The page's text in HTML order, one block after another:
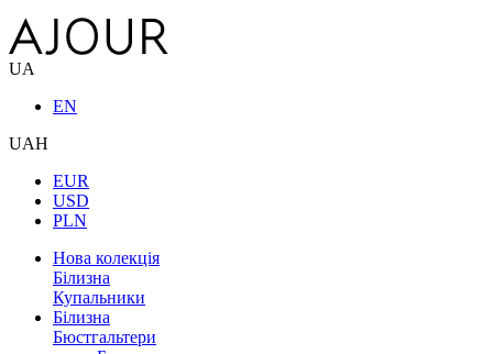
UA
EN
UAH
EUR
USD
PLN
Нова колекція
Білизна
Купальники
Білизна
Бюстгальтери